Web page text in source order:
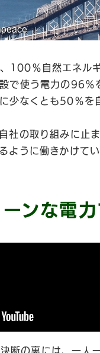
100％自然エネル
で使う電力の96％
なくとも50％を自
社の取り組みに止
ように働きかけてい
ンな電
断の裏には、一人